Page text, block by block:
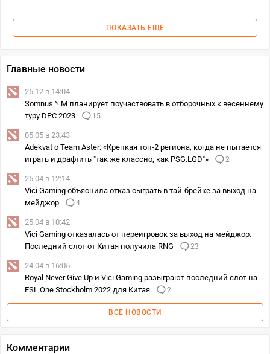
ПОКАЗАТЬ ЕЩЕ
Главные новости
25.12 в 14:04
Somnus丶M планирует поучаствовать в отборочных к весеннему
туру DPC 2023
15
05.05 в 23:43
Adekvat о Team Aster: «Крепкая топ-2 региона, когда не пытается
играть и драфтить "так же классно, как PSG.LGD"»
2
25.04 в 12:14
Vici Gaming объяснила отказ сыграть в тай-брейке за выход на
мейджор
4
25.04 в 10:42
Vici Gaming отказалась от переигровок за выход на мейджор.
Последний слот от Китая получила RNG
23
24.04 в 16:05
Royal Never Give Up и Vici Gaming разыграют последний слот на
ESL One Stockholm 2022 для Китая
2
ВСЕ НОВОСТИ
Комментарии